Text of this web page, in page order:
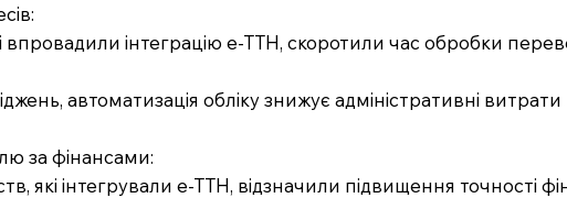
впровадили інтеграцію е-ТТН, скоротили час обробки
автоматизація обліку знижує адміністративні витрати
за фінансами:
які інтегрували е-ТТН, відзначили підвищення точності